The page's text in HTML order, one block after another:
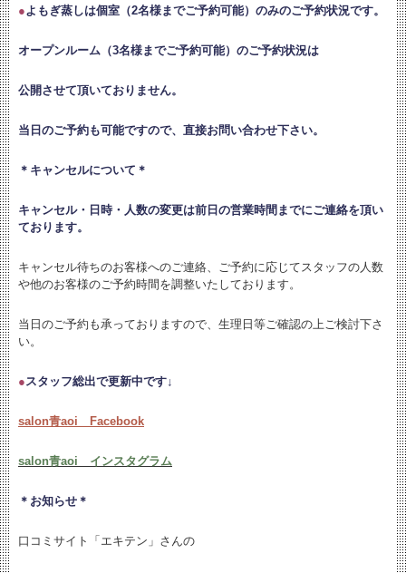
●よもぎ蒸しは個室（2名様までご予約可能）のみのご予約状況です。
オープンルーム（3名様までご予約可能）のご予約状況は
公開させて頂いておりません。
当日のご予約も可能ですので、直接お問い合わせ下さい。
＊キャンセルについて＊
キャンセル・日時・人数の変更は前日の営業時間までにご連絡を頂い
ております。
キャンセル待ちのお客様へのご連絡、ご予約に応じてスタッフの人数
や他のお客様のご予約時間を調整いたしております。
当日のご予約も承っておりますので、生理日等ご確認の上ご検討下さ
い。
●スタッフ総出で更新中です↓
salon青aoi Facebook
salon青aoi インスタグラム
＊お知らせ＊
口コミサイト「エキテン」さんの